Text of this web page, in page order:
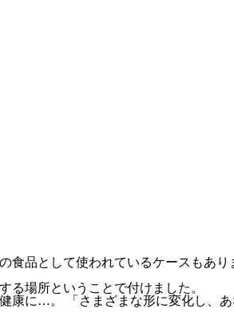
食品として使われているケースもあ
る場所ということで付けました。
康に…。 「さまざまな形に変化し、